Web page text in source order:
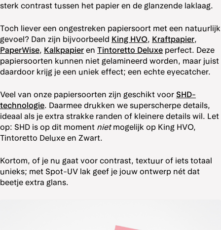
sterk contrast tussen het papier en de glanzende laklaag.
Toch liever een ongestreken papiersoort met een natuurlijk
gevoel? Dan zijn bijvoorbeeld King HVO, Kraftpapier,
PaperWise, Kalkpapier en Tintoretto Deluxe perfect. Deze
papiersoorten kunnen niet gelamineerd worden, maar juist
daardoor krijg je een uniek effect; een echte eyecatcher.
Veel van onze papiersoorten zijn geschikt voor SHD-
technologie. Daarmee drukken we superscherpe details,
ideaal als je extra strakke randen of kleinere details wil. Let
op: SHD is op dit moment nietmogelijk op King HVO,
Tintoretto Deluxe en Zwart.
Kortom, of je nu gaat voor contrast, textuur of iets totaal
unieks; met Spot-UV lak geef je jouw ontwerp nét dat
beetje extra glans.